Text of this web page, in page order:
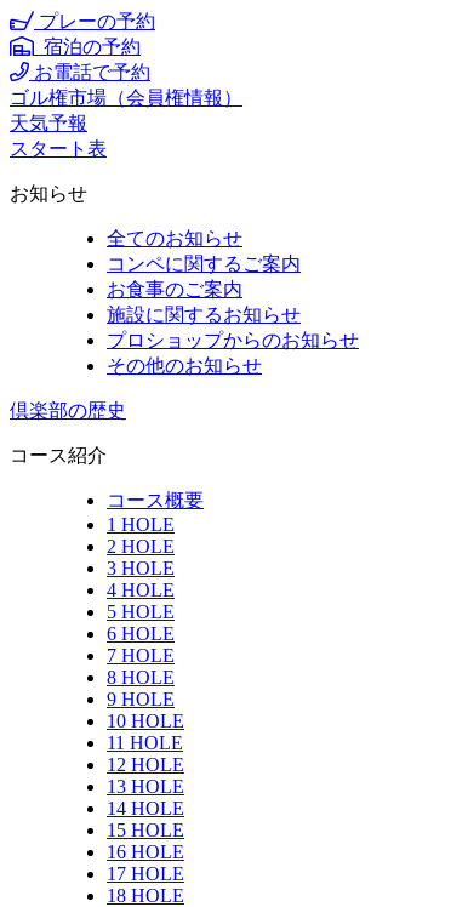
プレーの予約
宿泊の予約
お電話で予約
ゴル権市場（会員権情報）
天気予報
スタート表
お知らせ
全てのお知らせ
コンペに関するご案内
お食事のご案内
施設に関するお知らせ
プロショップからのお知らせ
その他のお知らせ
倶楽部の歴史
コース紹介
コース概要
1 HOLE
2 HOLE
3 HOLE
4 HOLE
5 HOLE
6 HOLE
7 HOLE
8 HOLE
9 HOLE
10 HOLE
11 HOLE
12 HOLE
13 HOLE
14 HOLE
15 HOLE
16 HOLE
17 HOLE
18 HOLE